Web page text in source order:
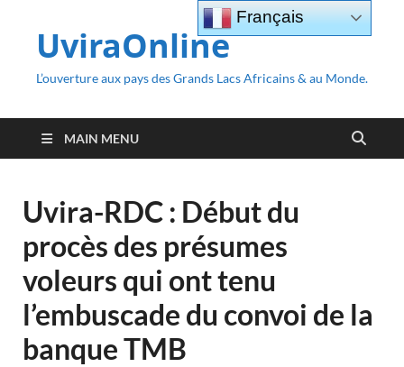
UviraOnline
L’ouverture aux pays des Grands Lacs Africains & au Monde.
MAIN MENU
Uvira-RDC : Début du
procès des présumes
voleurs qui ont tenu
l’embuscade du convoi de la
banque TMB
Français